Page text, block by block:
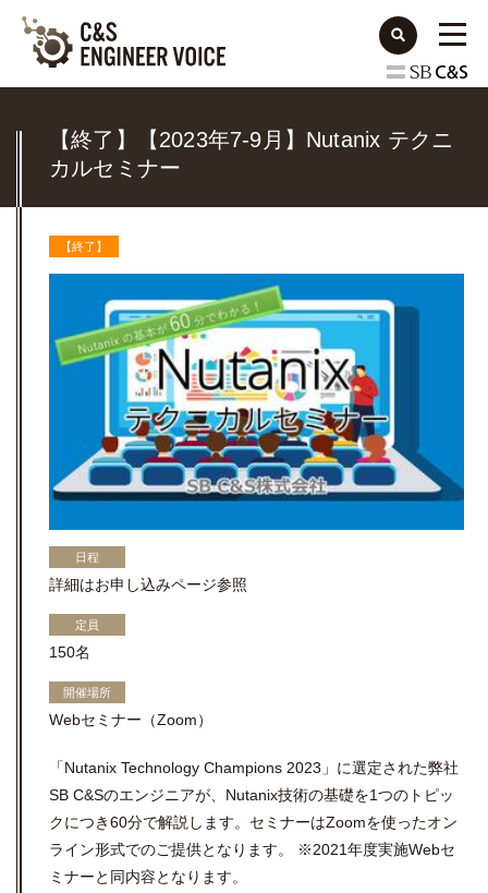
【終了】【2023年7-9月】Nutanix テクニ
カルセミナー
【終了】
日程
詳細はお申し込みページ参照
定員
150名
開催場所
Webセミナー（Zoom）
「Nutanix Technology Champions 2023」に選定された弊社
SB C&Sのエンジニアが、Nutanix技術の基礎を1つのトピッ
クにつき60分で解説します。セミナーはZoomを使ったオン
ライン形式でのご提供となります。 ※2021年度実施Webセ
ミナーと同内容となります。